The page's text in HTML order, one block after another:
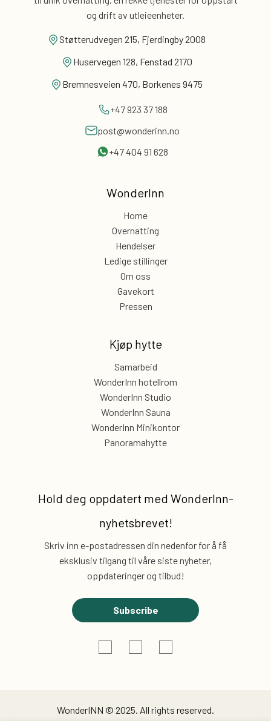
og drift av utleieenheter.
Støtterudvegen 215, Fjerdingby 2008
Huservegen 128, Fenstad 2170
Bremnesveien 470, Borkenes 9475
+47 923 37 188
post@wonderinn.no
+47 404 91 628
WonderInn
Home
Overnatting
Hendelser
Ledige stillinger
Om oss
Gavekort
Pressen
Kjøp hytte
Samarbeid
WonderInn hotellrom
WonderInn Studio
WonderInn Sauna
WonderInn Minikontor
Panoramahytte
Hold deg oppdatert med WonderInn-
nyhetsbrevet!
Skriv inn e-postadressen din nedenfor for å få
eksklusiv tilgang til våre siste nyheter,
oppdateringer og tilbud!
Subscribe
WonderINN © 2025. All rights reserved.